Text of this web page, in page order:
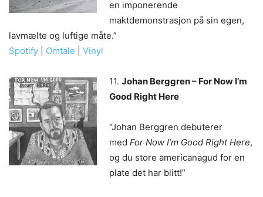
en imponerende
maktdemonstrasjon på sin egen,
lavmælte og luftige måte.”
Spotify
Omtale Vinyl
11. Johan Berggren – For Now I’m
Good Right Here
“Johan Berggren debuterer
med For Now I’m Good Right Here,
og du store americanagud for en
plate det har blitt!”